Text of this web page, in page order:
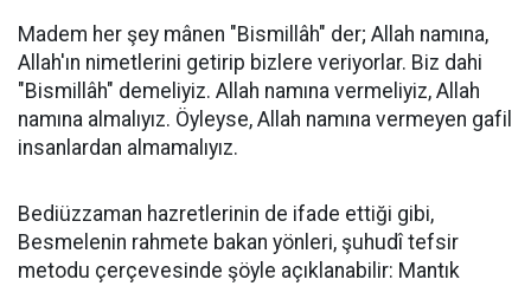
Madem her şey mânen "Bismillâh" der; Allah namına,
Allah'ın nimetlerini getirip bizlere veriyorlar. Biz dahi
"Bismillâh" demeliyiz. Allah namına vermeliyiz, Allah
namına almalıyız. Öyleyse, Allah namına vermeyen gafil
insanlardan almamalıyız.
Bediüzzaman hazretlerinin de ifade ettiği gibi,
Besmelenin rahmete bakan yönleri, şuhudî tefsir
metodu çerçevesinde şöyle açıklanabilir: Mantık